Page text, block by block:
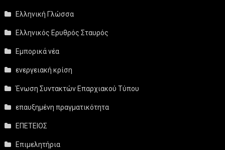
Ελληνική Γλώσσα
Ελληνικός Ερυθρός Σταυρός
Εμπορικά νέα
ενεργειακή κρίση
Ένωση Συντακτών Επαρχιακού Τύπου
επαυξημένη πραγματικότητα
ΕΠΕΤΕΙΟΣ
Επιμελητήρια